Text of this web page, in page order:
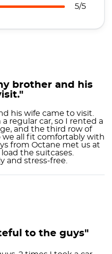
5/5
brother and his
his wife came to visit.
regular car, so I rented a
and the third row of
we all fit comfortably with
from Octane met us at
the suitcases.
and stress-free.
to the guys"